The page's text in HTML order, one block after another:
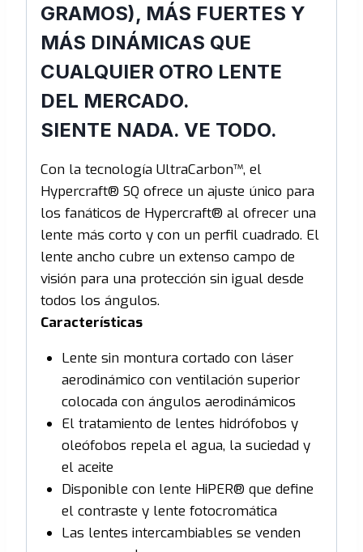
GRAMOS), MÁS FUERTES Y
MÁS DINÁMICAS QUE
CUALQUIER OTRO LENTE
DEL MERCADO.
SIENTE NADA. VE TODO.
Con la tecnología UltraCarbon™, el
Hypercraft® SQ ofrece un ajuste único para
los fanáticos de Hypercraft® al ofrecer una
lente más corto y con un perfil cuadrado. El
lente ancho cubre un extenso campo de
visión para una protección sin igual desde
todos los ángulos.
Características
Lente sin montura cortado con láser
aerodinámico con ventilación superior
colocada con ángulos aerodinámicos
El tratamiento de lentes hidrófobos y
oleófobos repela el agua, la suciedad y
el aceite
Disponible con lente HiPER® que define
el contraste y lente fotocromática
Las lentes intercambiables se venden